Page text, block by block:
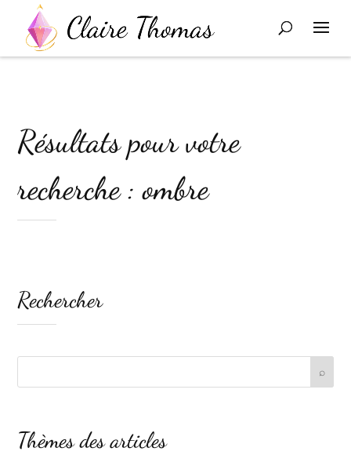
Résultats pour votre
recherche : ombre
Rechercher
Thèmes des articles